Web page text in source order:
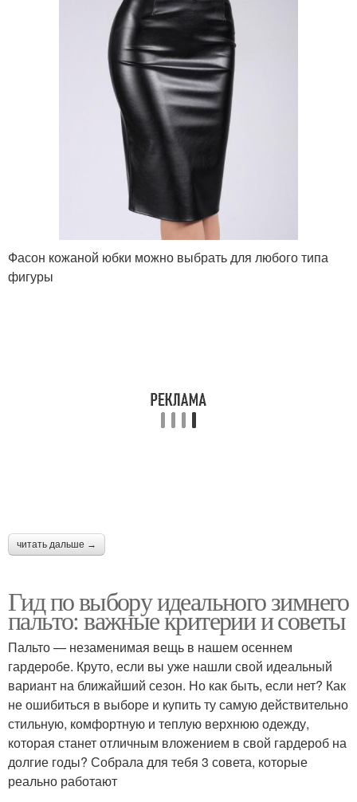
Фасон кожаной юбки можно выбрать для любого типа
фигуры
читать дальше →
Гид по выбору идеального зимнего
пальто: важные критерии и советы
Пальто — незаменимая вещь в нашем осеннем
гардеробе. Круто, если вы уже нашли свой идеальный
вариант на ближайший сезон. Но как быть, если нет? Как
не ошибиться в выборе и купить ту самую действительно
стильную, комфортную и теплую верхнюю одежду,
которая станет отличным вложением в свой гардероб на
долгие годы? Собрала для тебя 3 совета, которые
реально работают